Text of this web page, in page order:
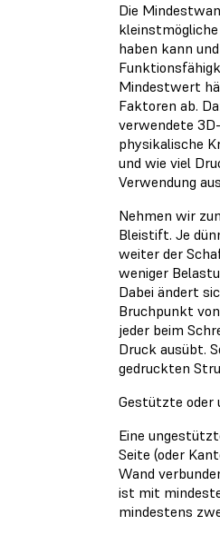
Die
haben kann
Mindestwert
Faktoren ab.
verwendete
physikalische
und wie viel
Verwendung
Nehmen wir
Bleistift. Je
weiter der
weniger
Dabei ändert
Bruchpunkt
jeder beim
Druck ausübt.
gedruckten
Gestützte oder
Eine
Seite (oder
Wand
ist mit
mindestens